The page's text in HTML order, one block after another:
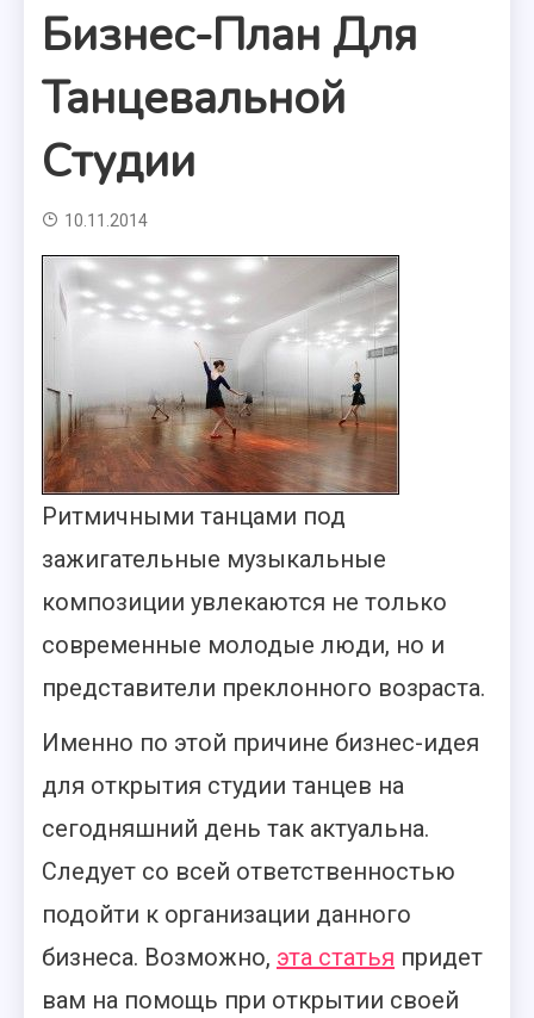
Бизнес-План Для
Танцевальной
Студии
10.11.2014
Ритмичными танцами под
зажигательные музыкальные
композиции увлекаются не только
современные молодые люди, но и
представители преклонного возраста.
Именно по этой причине бизнес-идея
для открытия студии танцев на
сегодняшний день так актуальна.
Следует со всей ответственностью
подойти к организации данного
бизнеса. Возможно, эта статья придет
вам на помощь при открытии своей